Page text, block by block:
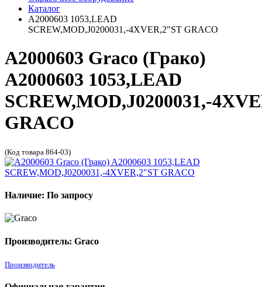
Каталог
A2000603 1053,LEAD
SCREW,MOD,J0200031,-4XVER,2"ST GRACO
A2000603 Graco (Грако)
A2000603 1053,LEAD
SCREW,MOD,J0200031,-
GRACO
(Код товара 864-03)
Наличие: По запросу
Производитель: Graco
Производитель